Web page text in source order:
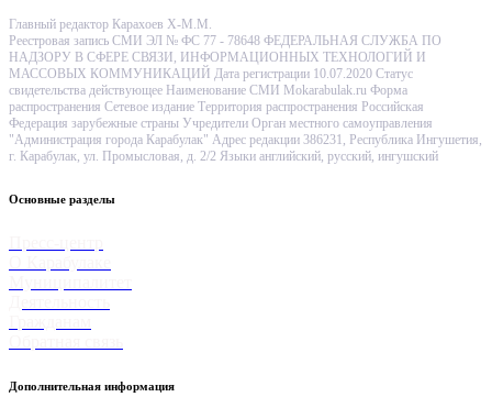
Главный редактор Карахоев Х-М.М.
Реестровая запись СМИ ЭЛ № ФС 77 - 78648 ФЕДЕРАЛЬНАЯ СЛУЖБА ПО
НАДЗОРУ В СФЕРЕ СВЯЗИ, ИНФОРМАЦИОННЫХ ТЕХНОЛОГИЙ И
МАССОВЫХ КОММУНИКАЦИЙ Дата регистрации 10.07.2020 Статус
свидетельства действующее Наименование СМИ Mokarabulak.ru Форма
распространения Сетевое издание Территория распространения Российская
Федерация зарубежные страны Учредители Орган местного самоуправления
"Администрация города Карабулак" Адрес редакции 386231, Республика Ингушетия,
г. Карабулак, ул. Промысловая, д. 2/2 Языки английский, русский, ингушский
Основные разделы
Дополнительная информация